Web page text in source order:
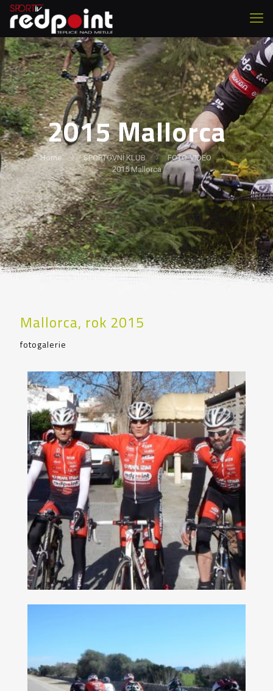
2015 Mallorca
Home SPORTOVNÍ KLUB
FOTO-VIDEO
2015 Mallorca
Mallorca, rok 2015
fotogalerie